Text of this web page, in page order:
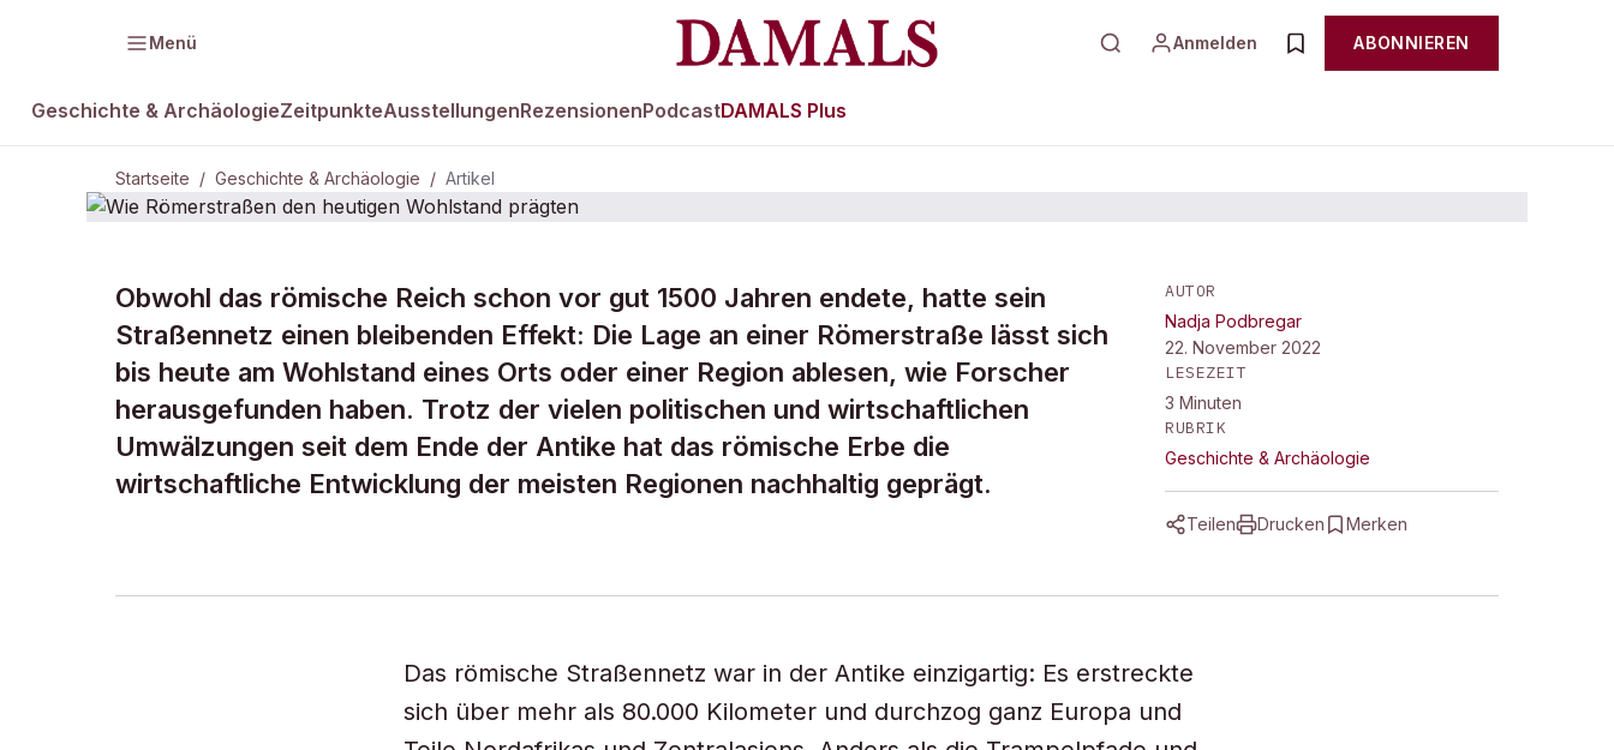
Menü Anmelden ABONNIEREN
Geschichte & ArchäologieZeitpunkteAusstellungenRezensionenPodcastDAMALS Plus
Startseite / Geschichte & Archäologie / Artikel
GESCHICHTE & ARCHÄOLOGIE
Wie Römerstraßen den heutigen
Wohlstand prägten
Obwohl das römische Reich schon vor gut 1500 Jahren endete, hatte sein
Straßennetz einen bleibenden Effekt: Die Lage an einer Römerstraße lässt sich
bis heute am Wohlstand eines Orts oder einer Region ablesen, wie Forscher
herausgefunden haben. Trotz der vielen politischen und wirtschaftlichen
Umwälzungen seit dem Ende der Antike hat das römische Erbe die
wirtschaftliche Entwicklung der meisten Regionen nachhaltig geprägt.
AUTOR
Nadja Podbregar
22. November 2022
LESEZEIT
3 Minuten
RUBRIK
Geschichte & Archäologie
Teilen Drucken Merken
Das römische Straßennetz war in der Antike einzigartig: Es erstreckte
sich über mehr als 80.000 Kilometer und durchzog ganz Europa und